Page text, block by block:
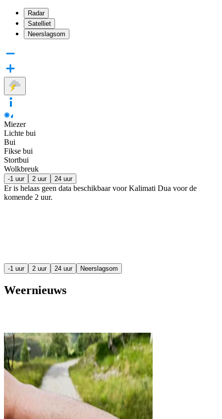
Radar
Satelliet
Neerslagsom
Miezer
Lichte bui
Bui
Fikse bui
Stortbui
Wolkbreuk
-1 uur 2 uur 24 uur
Er is helaas geen data beschikbaar voor Kalimati Dua voor de
komende 2 uur.
-1 uur 2 uur 24 uur Neerslagsom
Weernieuws